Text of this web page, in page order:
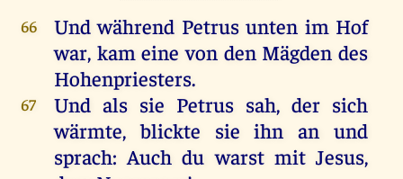
66 Undwährend Petrus unten im Hof
war, kam eine von den Mägden des
Hohenpriesters.
67 Und als sie Petrus sah,der sich
wärmte, blickte sie ihn an und
sprach:Auch du warst mit Jesus,